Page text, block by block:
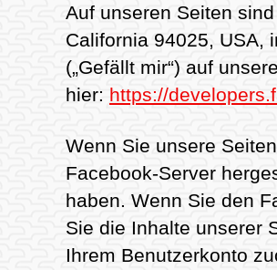
Auf unseren Seiten
California 94025, USA,
(„Gefällt mir“) auf
hier: https://
Wenn Sie unsere
Facebook-Server
haben. Wenn Sie den
Sie die Inhalte unserer
Ihrem Benutzerkonto